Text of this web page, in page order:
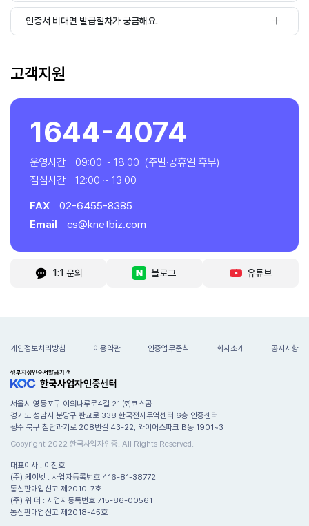
인증서 비대면 발급절차가 궁금해요.
고객지원
1644-4074
운영시간 09:00 ~ 18:00 (주말·공휴일 휴무)
점심시간
12:00 ~ 13:00
FAX
02-6455-8385
Email
cs@knetbiz.com
1:1 문의 블로그 유튜브
개인정보처리방침 이용약관 인증업무준칙 회사소개 공지사항
서울시 영등포구 여의나루로4길 21 ㈜코스콤
경기도 성남시 분당구 판교로 338 한국전자무역센터 6층 인증센터
광주 북구 첨단과기로 208번길 43-22, 와이어스파크 B동 1901~3
Copyright 2022 한국사업자인증. All Rights Reserved.
대표이사 : 이천호
(주) 케이넷 : 사업자등록번호 416-81-38772
통신판매업신고 제2010-7호
(주) 위 더 : 사업자등록번호 715-86-00561
통신판매업신고 제2018-45호